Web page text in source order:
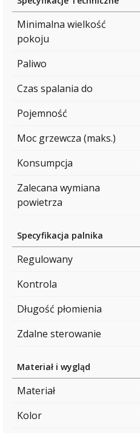
Minimalna wielkość
pokoju
Paliwo
Czas spalania do
Pojemność
Moc grzewcza (maks.)
Konsumpcja
Zalecana wymiana
powietrza
Specyfikacja palnika
Regulowany
Kontrola
Długość płomienia
Zdalne sterowanie
Materiał i wygląd
Materiał
Kolor